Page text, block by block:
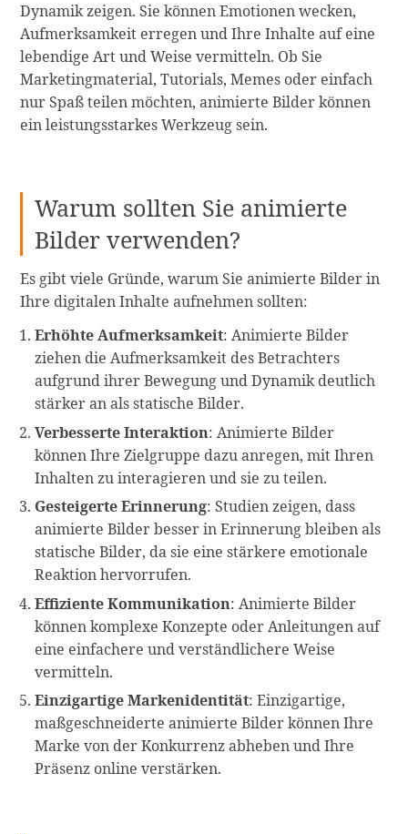
Dynamik zeigen. Sie können Emotionen wecken,
Aufmerksamkeit erregen und Ihre Inhalte auf eine
lebendige Art und Weise vermitteln. Ob Sie
Marketingmaterial, Tutorials, Memes oder einfach
nur Spaß teilen möchten, animierte Bilder können
ein leistungsstarkes Werkzeug sein.
Warum sollten Sie animierte
Bilder verwenden?
Es gibt viele Gründe, warum Sie animierte Bilder in
Ihre digitalen Inhalte aufnehmen sollten:
Erhöhte Aufmerksamkeit: Animierte Bilder
ziehen die Aufmerksamkeit des Betrachters
aufgrund ihrer Bewegung und Dynamik deutlich
stärker an als statische Bilder.
Verbesserte Interaktion: Animierte Bilder
können Ihre Zielgruppe dazu anregen, mit Ihren
Inhalten zu interagieren und sie zu teilen.
Gesteigerte Erinnerung: Studien zeigen, dass
animierte Bilder besser in Erinnerung bleiben als
statische Bilder, da sie eine stärkere emotionale
Reaktion hervorrufen.
Effiziente Kommunikation: Animierte Bilder
können komplexe Konzepte oder Anleitungen auf
eine einfachere und verständlichere Weise
vermitteln.
Einzigartige Markenidentität: Einzigartige,
maßgeschneiderte animierte Bilder können Ihre
Marke von der Konkurrenz abheben und Ihre
Präsenz online verstärken.